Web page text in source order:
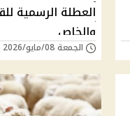
العطلة الرسمية
والخاص
الجمعة 08/مايو/2026 - 03:00 ص